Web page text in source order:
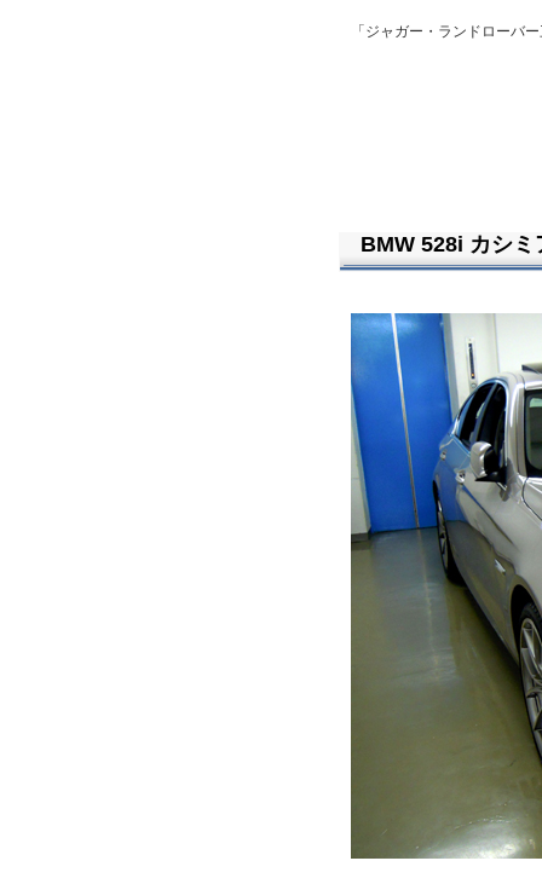
「ジャガー・ランドローバ
BMW 528i カシミ